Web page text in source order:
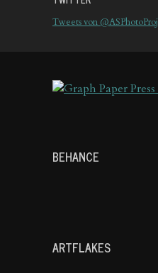
Tweets von
BEHANCE
ARTFLAKES